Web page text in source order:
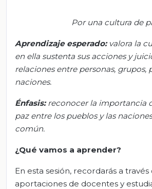
Por una cultura de
Aprendizaje esperado: valora la
en ella sustenta sus acciones y
relaciones entre personas, grupos,
naciones.
Énfasis: reconocer la importancia
paz entre los pueblos y las
común.
¿Qué vamos a aprender?
En esta sesión, recordarás a
aportaciones de docentes y